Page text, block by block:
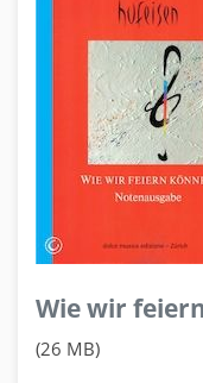
Wie wir
(26 MB)